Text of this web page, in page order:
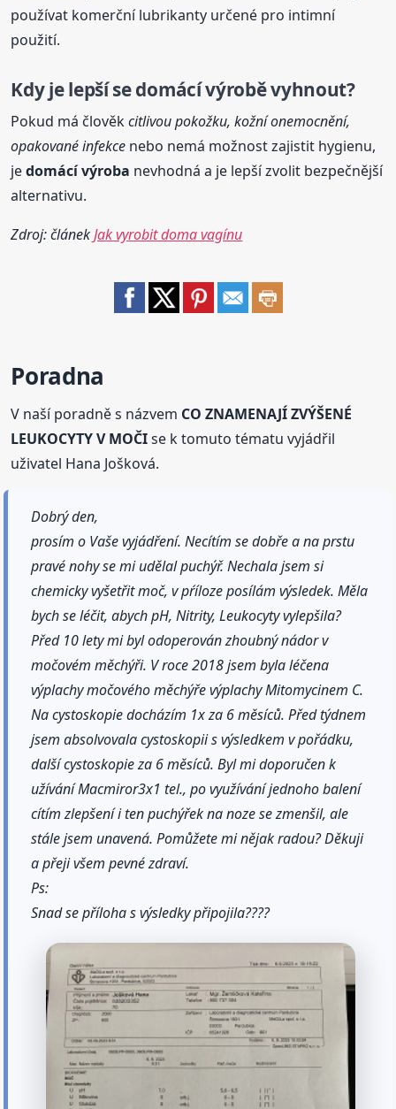
používat komerční lubrikanty určené pro intimní
použití.
Kdy je lepší sedomácívýrobě vyhnout?
Pokud má člověkcitlivou pokožku, kožní onemocnění,
opakované infekce nebo nemá možnost zajistit hygienu,
jedomácívýroba nevhodná a je lepší zvolit bezpečnější
alternativu.
Zdroj: článekJak vyrobit doma vagínu
Poradna
V naší poradně s názvem CO ZNAMENAJÍ ZVÝŠENÉ
LEUKOCYTY V MOČIse k tomuto tématu vyjádřil
uživatel Hana Jošková.
Dobrý den,
prosím o Vaše vyjádření. Necítím se dobře a na prstu
pravé nohy se mi udělal puchýř. Nechala jsem si
chemicky vyšetřit moč, v pŕíloze posílám výsledek. Měla
bych se léčit, abych pH, Nitrity, Leukocyty vylepšila?
Před 10 lety mi byl odoperován zhoubný nádor v
močovém měchýři. V roce 2018 jsem byla léčena
výplachy močového měchýře výplachy Mitomycinem C.
Na cystoskopie docházím 1x za 6 měsíců. Před týdnem
jsem absolvovala cystoskopii s výsledkem v pořádku,
další cystoskopie za 6 měsíců. Byl mi doporučen k
užívání Macmiror3x1 tel., po využívání jednoho balení
cítím zlepšení i ten puchýřek na noze se zmenšil, ale
stále jsem unavená. Pomůžete mi nějak radou? Děkuji
a přeji všem pevné zdraví.
Ps:
Snad se příloha s výsledky připojila????